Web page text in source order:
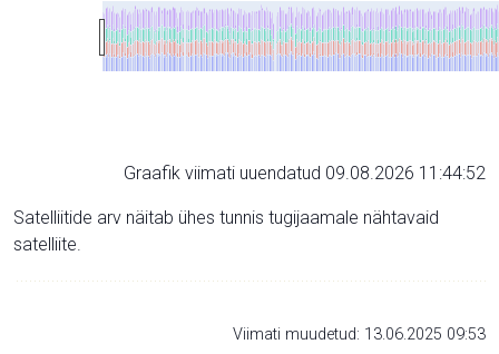
Graafik viimati uuendatud 09.08.2026 11:44:52
Satelliitide arv näitab ühes tunnis tugijaamale nähtavaid
satelliite.
Viimati muudetud: 13.06.2025 09:53